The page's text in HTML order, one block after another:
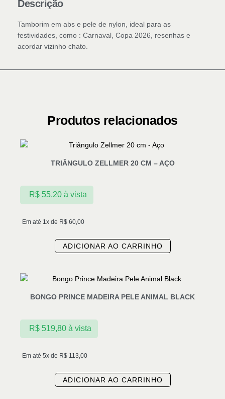
Descrição
Tamborim em abs e pele de nylon, ideal para as
festividades, como : Carnaval, Copa 2026, resenhas e
acordar vizinho chato.
Produtos relacionados
TRIÂNGULO ZELLMER 20 CM – AÇO
Em até 1x de R$ 60,00
R$55,20 à vista
ADICIONAR AO CARRINHO
BONGO PRINCE MADEIRA PELE ANIMAL BLACK
Em até 5x de R$ 113,00
R$519,80 à vista
ADICIONAR AO CARRINHO